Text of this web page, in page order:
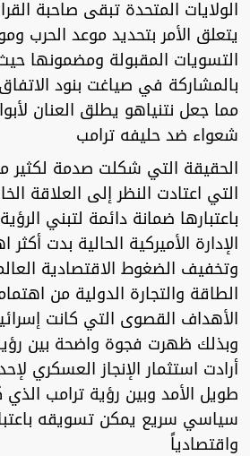
الولايات المتحدة تبقى صاحبة
يتعلق الأمر بتحديد موعد الحرب
التسويات المقبولة ومضمونها
بالمشاركة في صياغت بنود
مما جعل نتنياهو يطلق العنان
شعواء ضد حليفه ترامب
الحقيقة التي شكلت صدمة لكثير
التي اعتادت النظر إلى العلاقة
باعتبارها ضمانة دائمة لتبني
الإدارة الأميركية الحالية بدت أكثر
وتخفيف الضغوط الاقتصادية
الطاقة والتجارة الدولية من
الأهداف القصوى التي كانت
وبذلك ظهرت فجوة واضحة بين
أرادت استثمار الإنجاز العسكري
طويل الأمد وبين رؤية ترامب
سياسي سريع يمكن تسويقه
واقتصادياً